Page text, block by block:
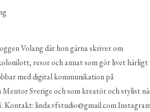
Volang där hon gärna skriver om
resor och annat som gör livet härligt
med digital kommunikation på
Mentor Sverige och som kreatör och stylist
Kontakt: linda.vfstudio@gmail.com